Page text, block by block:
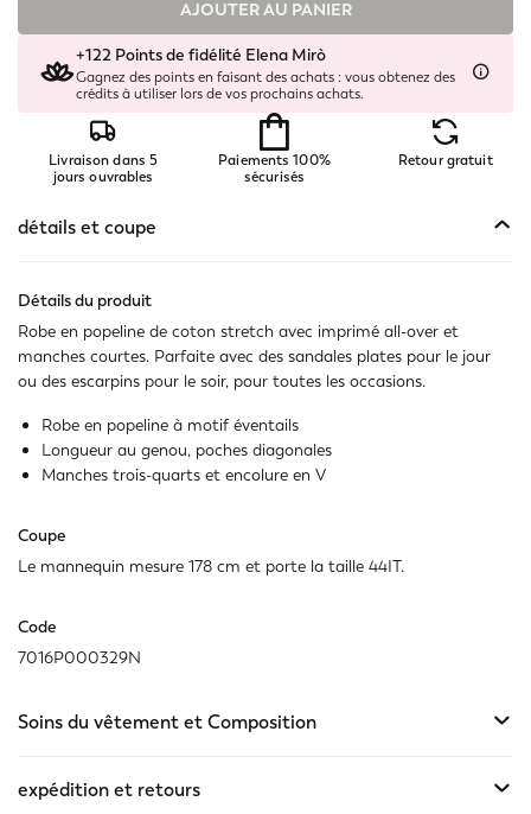
Disponible
Disponible
Disponible
Disponible
Disponible
Disponible
AJOUTER AU PANIER
+122 Points de fidélité Elena Mirò
Gagnez des points en faisant des achats : vous obtenez des
crédits à utiliser lors de vos prochains achats.
Livraison dans 5
jours ouvrables
Paiements 100%
sécurisés
Retour gratuit
détails et coupe
Détails du produit
Robe en popeline de coton stretch avec imprimé all-over et
manches courtes. Parfaite avec des sandales plates pour le jour
ou des escarpins pour le soir, pour toutes les occasions.
Robe en popeline à motif éventails
Longueur au genou, poches diagonales
Manches trois-quarts et encolure en V
Coupe
Le mannequin mesure 178 cm et porte la taille 44IT.
Code
7016P000329N
Soins du vêtement et Composition
expédition et retours